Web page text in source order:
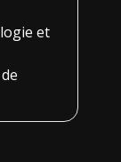
et